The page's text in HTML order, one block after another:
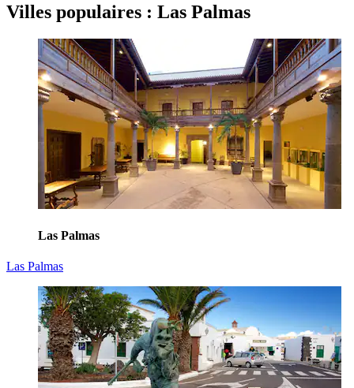
Villes populaires : Las Palmas
Las Palmas
Las Palmas